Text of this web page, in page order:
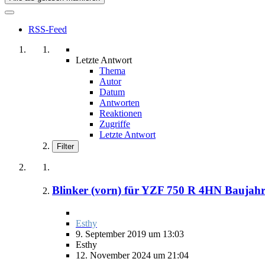
RSS-Feed
Letzte Antwort
Thema
Autor
Datum
Antworten
Reaktionen
Zugriffe
Letzte Antwort
Filter
Blinker (vorn) für YZF 750 R 4HN
Esthy
9. September 2019 um 13:03
Esthy
12. November 2024 um 21:04